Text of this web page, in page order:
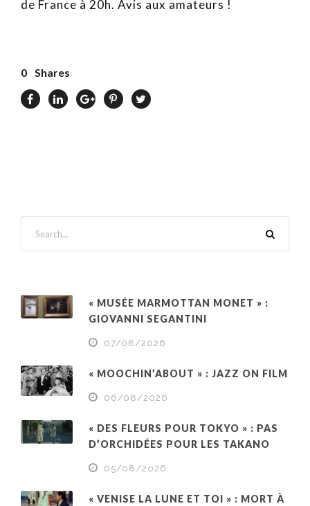
de France à 20h. Avis aux amateurs !
0 Shares
« MUSÉE MARMOTTAN MONET » :
GIOVANNI SEGANTINI
07/08/2026
« MOOCHIN’ABOUT » : JAZZ ON FILM
06/08/2026
« DES FLEURS POUR TOKYO » : PAS
D’ORCHIDÉES POUR LES TAKANO
05/08/2026
« VENISE LA LUNE ET TOI » : MORT À